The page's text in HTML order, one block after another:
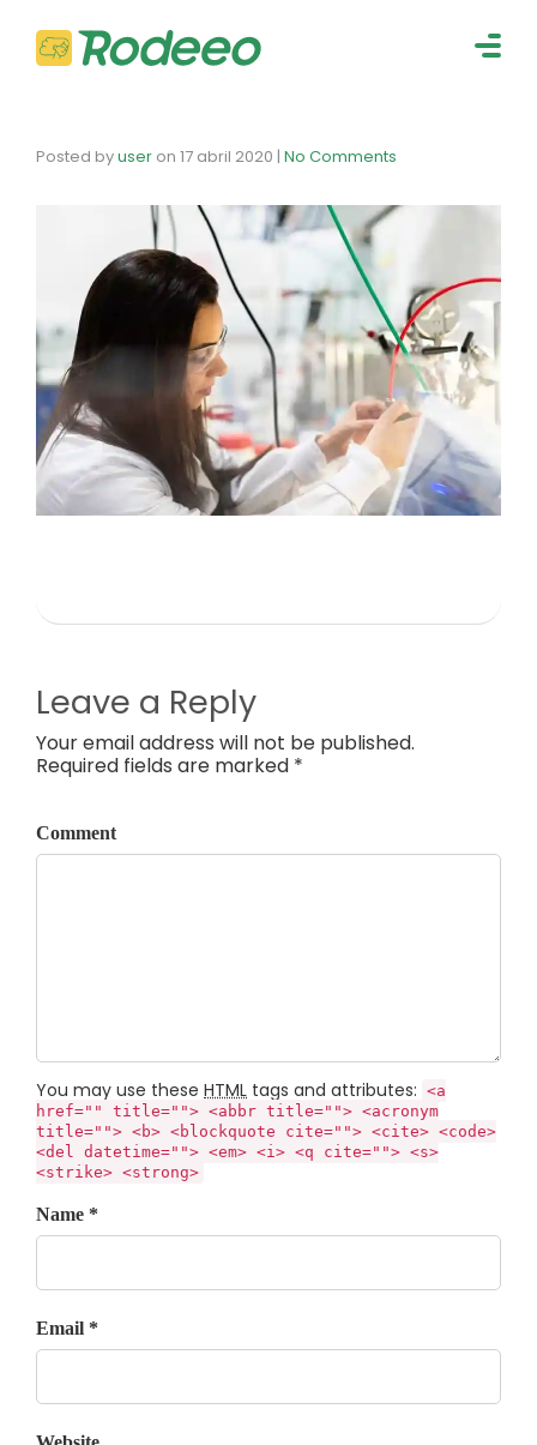
Posted byuser on 17 abril 2020 | No Comments
Leave a Reply
Your email address will not be published.
Required fields are marked *
Comment
You may use these HTML tags and attributes: <a
href="" title=""> <abbr title=""> <acronym
title=""> <b> <blockquote cite=""> <cite> <code>
<del datetime=""> <em> <i> <q cite=""> <s>
<strike> <strong>
Name *
Email *